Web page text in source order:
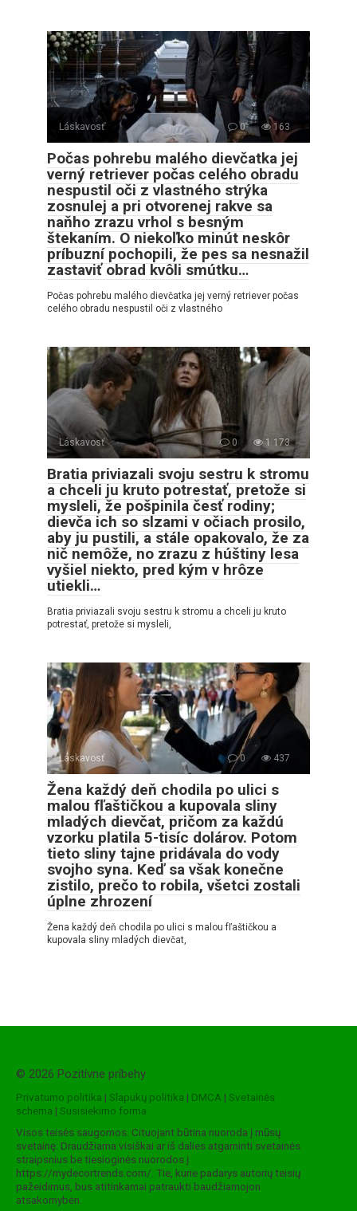
Láskavosť 0 163
Počas pohrebu malého dievčatka jej
verný retriever počas celého obradu
nespustil oči z vlastného strýka
zosnulej a pri otvorenej rakve sa
naňho zrazu vrhol s besným
štekaním. O niekoľko minút neskôr
príbuzní pochopili, že pes sa nesnažil
zastaviť obrad kvôli smútku…
Počas pohrebu malého dievčatka jej verný retriever počas
celého obradu nespustil oči z vlastného
Láskavosť 0 1 173
Bratia priviazali svoju sestru k stromu
a chceli ju kruto potrestať, pretože si
mysleli, že pošpinila česť rodiny;
dievča ich so slzami v očiach prosilo,
aby ju pustili, a stále opakovalo, že za
nič nemôže, no zrazu z húštiny lesa
vyšiel niekto, pred kým v hrôze
utiekli…
Bratia priviazali svoju sestru k stromu a chceli ju kruto
potrestať, pretože si mysleli,
Láskavosť 0 437
Žena každý deň chodila po ulici s
malou fľaštičkou a kupovala sliny
mladých dievčat, pričom za každú
vzorku platila 5-tisíc dolárov. Potom
tieto sliny tajne pridávala do vody
svojho syna. Keď sa však konečne
zistilo, prečo to robila, všetci zostali
úplne zhrození
Žena každý deň chodila po ulici s malou fľaštičkou a
kupovala sliny mladých dievčat,
© 2026 Pozitívne príbehy
Privatumo politika | Slapukų politika | DMCA | Svetainės
schema | Susisiekimo forma
Visos teisės saugomos. Cituojant būtina nuoroda į mūsų
svetainę. Draudžiama visiškai ar iš dalies atgaminti svetainės
straipsnius be tiesioginės nuorodos į
https://mydecortrends.com/. Tie, kurie padarys autorių teisių
pažeidimus, bus atitinkamai patraukti baudžiamojon
atsakomybėn.